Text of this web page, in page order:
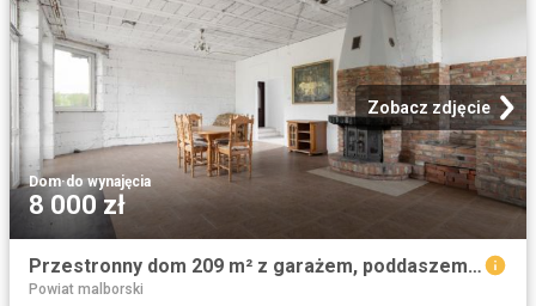
Zobacz zdjęcie
Dom·do wynajęcia
8 000 zł
Przestronny dom 209 m² z garażem, poddaszem i dużą działką
Powiat malborski